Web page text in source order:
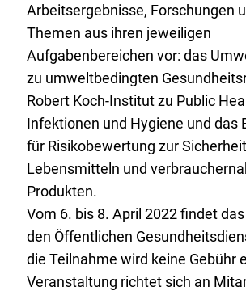
Arbeitsergebnisse, Forschungen
Themen aus ihren jeweiligen
Aufgabenbereichen vor: das
zu umweltbedingten
Robert Koch-Institut zu Public
Infektionen und Hygiene und das
für Risikobewertung zur
Lebensmitteln und
Produkten.
Vom 6. bis 8. April 2022 findet
den Öffentlichen
die Teilnahme wird keine Gebühr
Veranstaltung richtet sich an